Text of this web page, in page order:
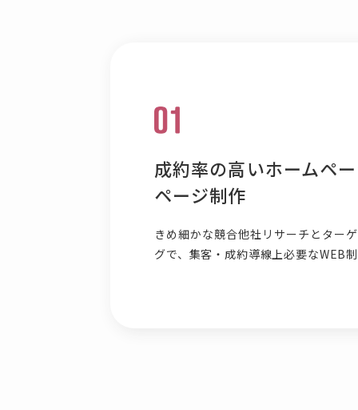
成約率の高いホームペ
ページ制作
きめ細かな競合他社リサーチとター
グで、集客・成約導線上必要なWEB